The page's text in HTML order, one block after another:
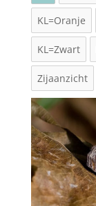
KL=Oranje
KL=Zwart
Zijaanzicht